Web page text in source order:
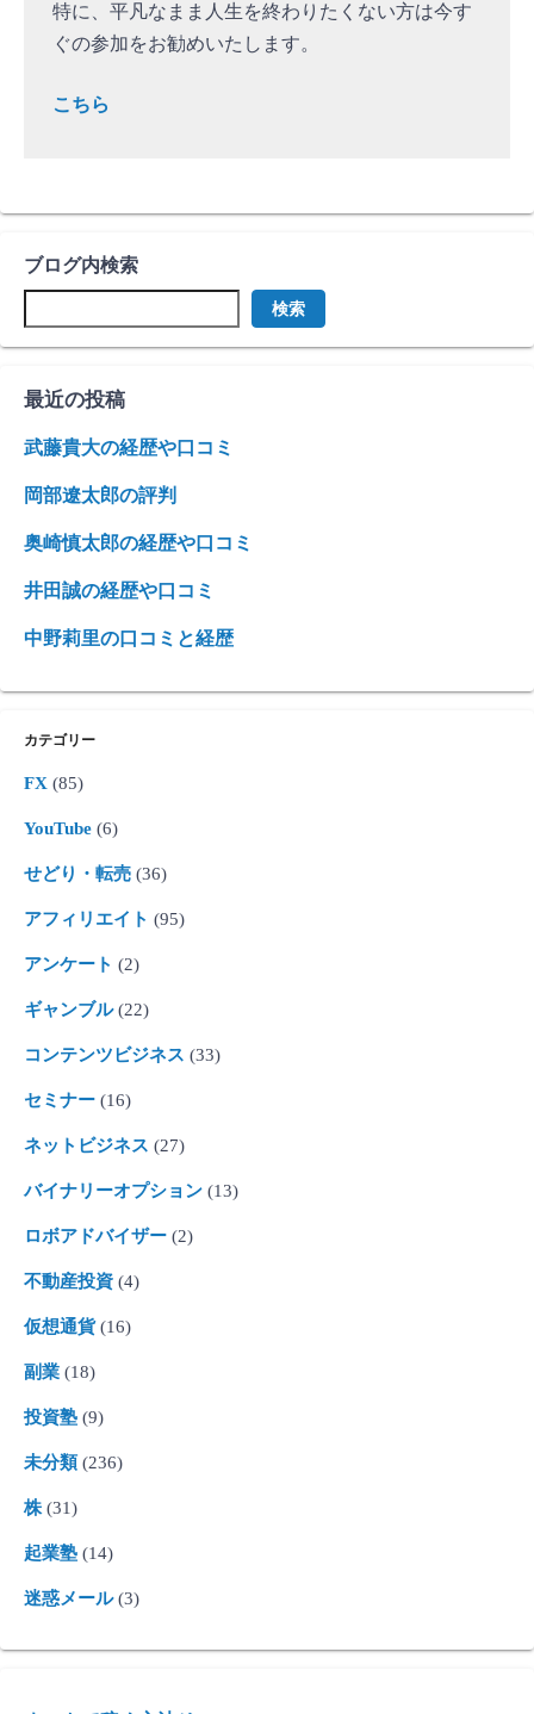
特に、平凡なまま人生を終わりたくない方は今す
ぐの参加をお勧めいたします。
こちら
ブログ内検索
検索
最近の投稿
武藤貴大の経歴や口コミ
岡部遼太郎の評判
奥崎慎太郎の経歴や口コミ
井田誠の経歴や口コミ
中野莉里の口コミと経歴
カテゴリー
FX (85)
YouTube (6)
せどり・転売 (36)
アフィリエイト (95)
アンケート (2)
ギャンブル(22)
コンテンツビジネス (33)
セミナー (16)
ネットビジネス (27)
バイナリーオプション (13)
ロボアドバイザー (2)
不動産投資 (4)
仮想通貨(16)
副業 (18)
投資塾 (9)
未分類 (236)
株 (31)
起業塾 (14)
迷惑メール(3)